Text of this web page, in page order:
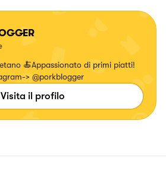
🍝Appassionato di primi piatti!
> @porkblogger
Visita il profilo